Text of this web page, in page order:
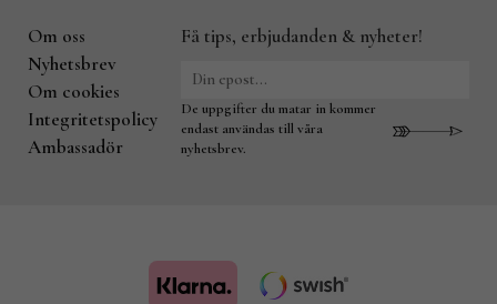
Om oss
Nyhetsbrev
Om cookies
Integritetspolicy
Ambassadör
Få tips, erbjudanden & nyheter!
De uppgifter du matar in kommer
endast användas till våra
nyhetsbrev.